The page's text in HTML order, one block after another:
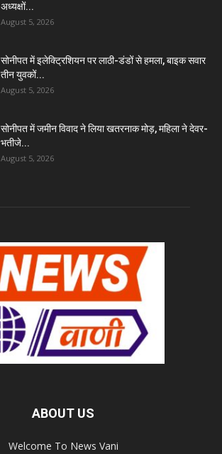
अध्यक्षों...
August 5, 2026
सोनीपत में इलेक्ट्रिशियन पर लाठी-डंडों से हमला, बाइक सवार
तीन युवकों...
August 5, 2026
सोनीपत में जमीन विवाद ने लिया खतरनाक मोड़, महिला ने देवर-
भतीजे...
August 5, 2026
ABOUT US
Welcome To News Vani